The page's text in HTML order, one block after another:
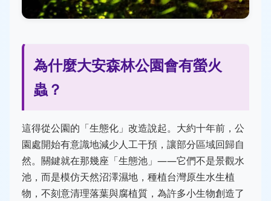
為什麼大安森林公園會有螢火
蟲？
這得從公園的「生態化」改造說起。大約十年前，公
園處開始有意識地減少人工干預，讓部分區域回歸自
然。關鍵就在那幾座「生態池」——它們不是景觀水
池，而是模仿天然沼澤濕地，種植台灣原生水生植
物，不刻意清理落葉與腐植質，為許多小生物創造了